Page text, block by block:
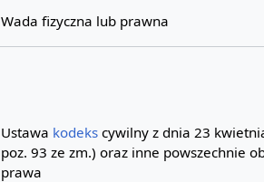
Wada fizyczna lub prawna
Ustawa kodekscywilny z dnia 23
poz. 93 ze zm.) oraz inne powszechnie
prawa